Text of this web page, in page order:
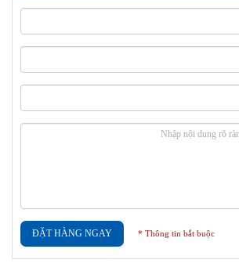
ĐẶT HÀNG NGAY * Thông tin bắt buộc